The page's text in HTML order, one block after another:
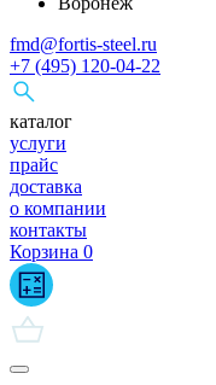
fmd@fortis-steel.ru
+7 (495) 120-04-22
каталог
услуги
прайс
доставка
о компании
контакты
Корзина 0